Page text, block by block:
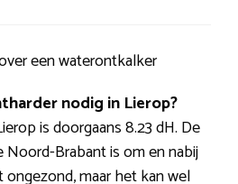
een waterontkalker
nodig in Lierop?
is doorgaans 8.23 dH. De
Noord-Brabant is om en nabij
ongezond, maar het kan wel